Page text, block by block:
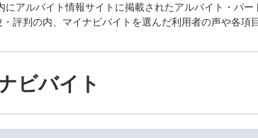
にアルバイト情報サイトに掲載されたアルバイト・パ
評判の内、マイナビバイトを選んだ利用者の声や各項
ビバイト